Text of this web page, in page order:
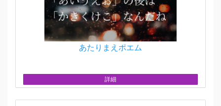
あたりまえポエム
詳細